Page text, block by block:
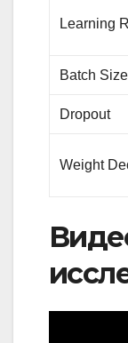
Learning
Batch Size
Dropout
Weight